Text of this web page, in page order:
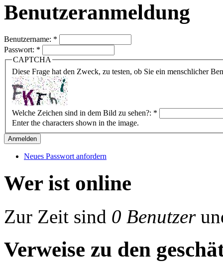
Benutzeranmeldung
Benutzername: *
Passwort: *
CAPTCHA
Diese Frage hat den Zweck, zu testen, ob Sie ein menschlicher
Welche Zeichen sind in dem Bild zu sehen?: *
Enter the characters shown in the image.
Neues Passwort anfordern
Wer ist online
Zur Zeit sind 0 Benutzer
Verweise zu den